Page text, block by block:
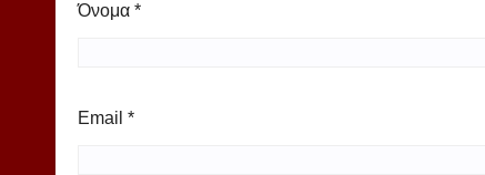
Όνομα *
Email *